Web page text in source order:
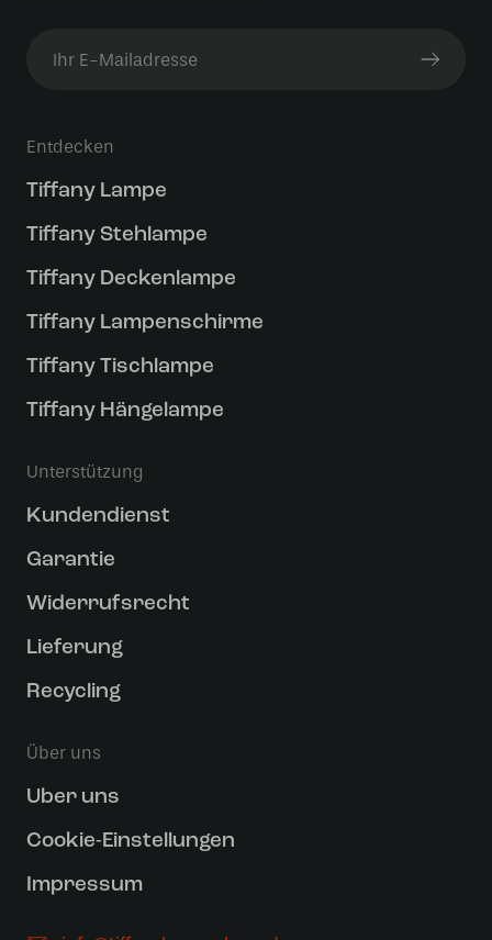
Entdecken
Tiffany Lampe
Tiffany Stehlampe
Tiffany Deckenlampe
Tiffany Lampenschirme
Tiffany Tischlampe
Tiffany Hängelampe
Unterstützung
Kundendienst
Garantie
Widerrufsrecht
Lieferung
Recycling
Über uns
Uber uns
Cookie-Einstellungen
Impressum